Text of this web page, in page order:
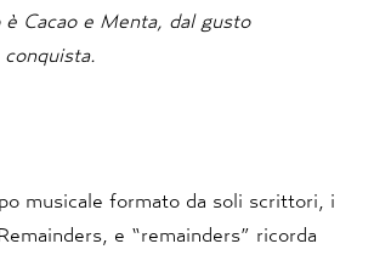
è Cacao e Menta, dal gusto
musicale formato da soli scrittori, i
e “remainders” ricorda